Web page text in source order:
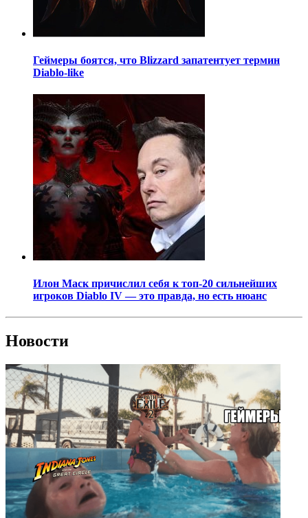
Геймеры боятся, что Blizzard запатентует термин
Diablo-like
Илон Маск причислил себя к топ-20 сильнейших
игроков Diablo IV — это правда, но есть нюанс
Новости